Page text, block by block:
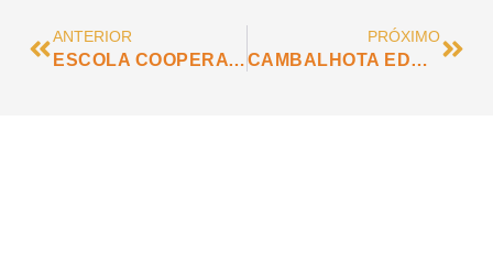
ANTERIOR
ESCOLA COOPERATIVA DE SÃO ROQUE
PRÓXIMO
CAMBALHOTA EDUCAÇÃO INFANTIL